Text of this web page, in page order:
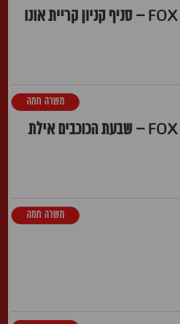
משרה חמה
משרה חמה